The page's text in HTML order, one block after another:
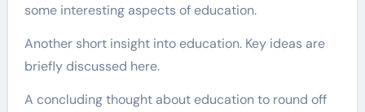
some interesting aspects of education.
Another short insight into education. Key ideas are
briefly discussed here.
A concluding thought about education to round off